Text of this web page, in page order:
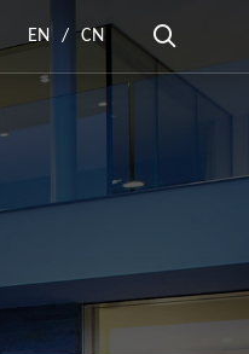
EN / CN